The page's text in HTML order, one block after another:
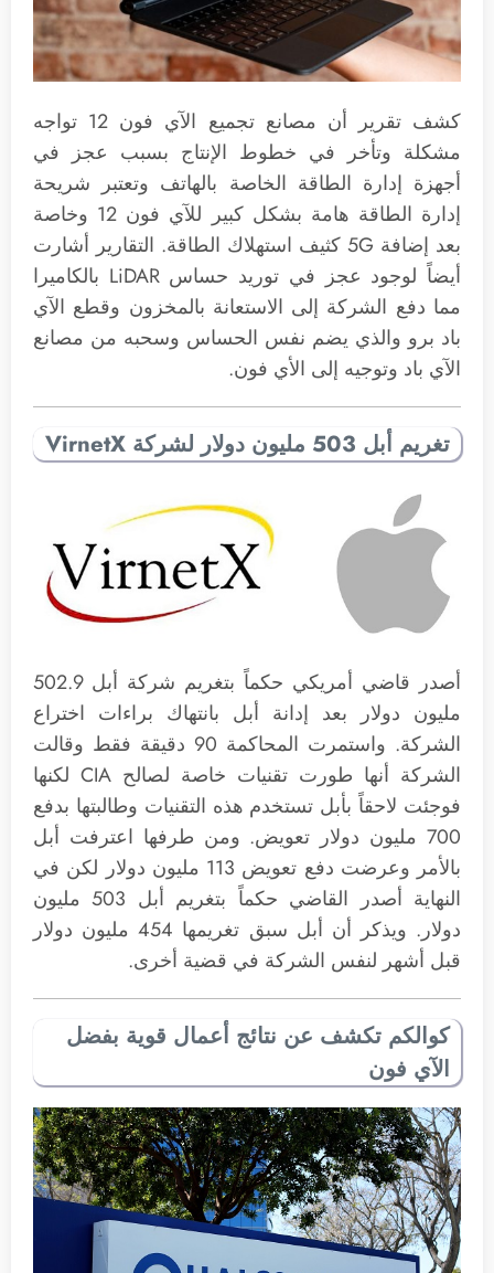
كشف تقرير أن مصانع تجميع الآي فون 12 تواجه
مشكلة وتأخر في خطوط الإنتاج بسبب عجز في
أجهزة إدارة الطاقة الخاصة بالهاتف وتعتبر شريحة
إدارة الطاقة هامة بشكل كبير للآي فون 12 وخاصة
بعد إضافة 5G كثيف استهلاك الطاقة. التقارير أشارت
أيضاً لوجود عجز في توريد حساس LiDAR بالكاميرا
مما دفع الشركة إلى الاستعانة بالمخزون وقطع الآي
باد برو والذي يضم نفس الحساس وسحبه من مصانع
الآي باد وتوجيه إلى الأي فون.
تغريم أبل 503 مليون دولار لشركة VirnetX
أصدر قاضي أمريكي حكماً بتغريم شركة أبل 502.9
مليون دولار بعد إدانة أبل بانتهاك براءات اختراع
الشركة. واستمرت المحاكمة 90 دقيقة فقط وقالت
الشركة أنها طورت تقنيات خاصة لصالح CIA لكنها
فوجئت لاحقاً بأبل تستخدم هذه التقنيات وطالبتها بدفع
700 مليون دولار تعويض. ومن طرفها اعترفت أبل
بالأمر وعرضت دفع تعويض 113 مليون دولار لكن في
النهاية أصدر القاضي حكماً بتغريم أبل 503 مليون
دولار. ويذكر أن أبل سبق تغريمها 454 مليون دولار
قبل أشهر لنفس الشركة في قضية أخرى.
كوالكم تكشف عن نتائج أعمال قوية بفضل
الآي فون